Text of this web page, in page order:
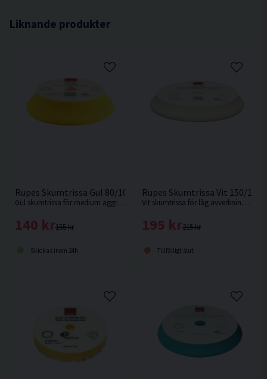
Liknande produkter
Rupes Skumtrissa Gul 80/100mm
Gul skumtrissa för medium aggressivitet. Passar Rupes LHR75 eller motsvarande med 75/80mm fästplatta.
155 kr
140 kr
Skickas inom 24h
Rupes Skumtrissa Vit 150/
Vit skumtrissa för låg avverkning med maximal glans och utställningsfinish. Passar Rupes LHR21 eller motsvarande med 150mm fästplatta.
215 kr
195 kr
Tillfälligt slut